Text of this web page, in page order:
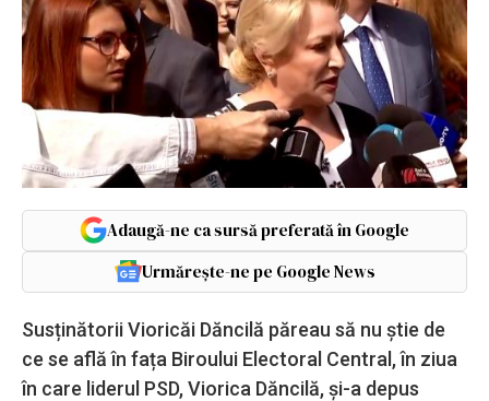
Adaugă-ne ca sursă preferată în Google
Urmărește-ne pe Google News
Susținătorii Vioricăi Dăncilă păreau să nu știe de
ce se află în fața Biroului Electoral Central, în ziua
în care liderul PSD, Viorica Dăncilă, și-a depus